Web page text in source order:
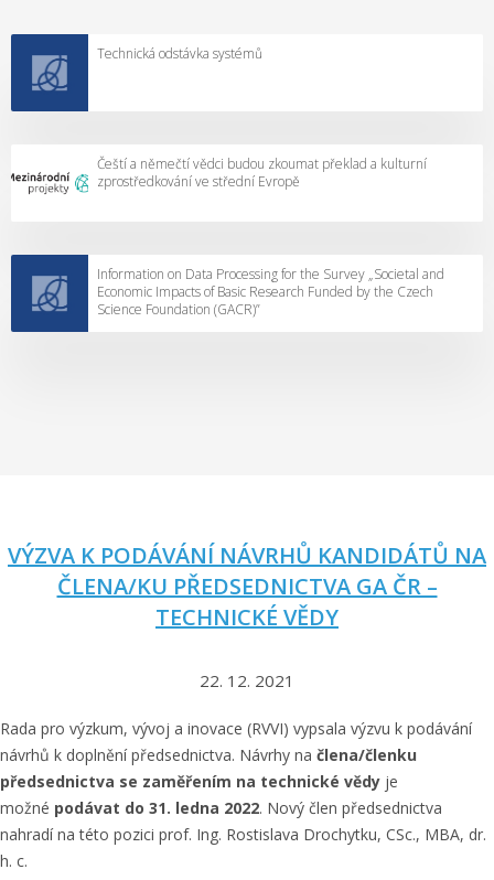
Technická odstávka systémů
Čeští a němečtí vědci budou zkoumat překlad a kulturní
zprostředkování ve střední Evropě
Information on Data Processing for the Survey „Societal and
Economic Impacts of Basic Research Funded by the Czech
Science Foundation (GACR)”
VÝZVA K PODÁVÁNÍ NÁVRHŮ KANDIDÁTŮ NA
ČLENA/KU PŘEDSEDNICTVA GA ČR –
TECHNICKÉ VĚDY
22. 12. 2021
Rada pro výzkum, vývoj a inovace (RVVI) vypsala výzvu k podávání
návrhů k doplnění předsednictva. Návrhy na člena/členku
předsednictva se zaměřením na technické vědy je
možné podávat do 31. ledna 2022. Nový člen předsednictva
nahradí na této pozici prof. Ing. Rostislava Drochytku, CSc., MBA, dr.
h. c.